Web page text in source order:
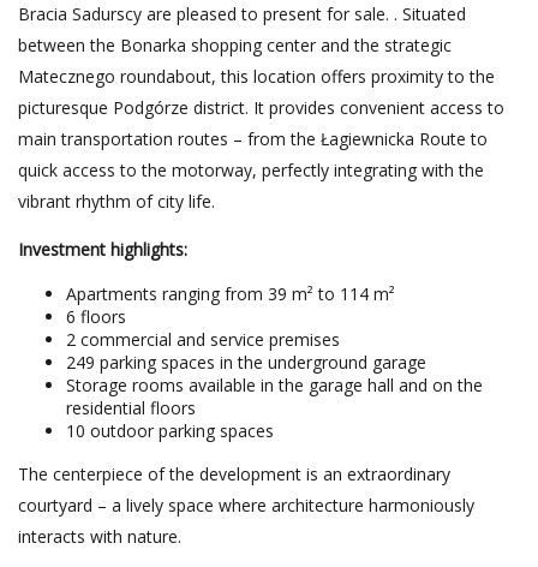
Bracia Sadurscy are pleased to present for sale. . Situated
between the Bonarka shopping center and the strategic
Matecznego roundabout, this location offers proximity to the
picturesque Podgórze district. It provides convenient access to
main transportation routes – from the Łagiewnicka Route to
quick access to the motorway, perfectly integrating with the
vibrant rhythm of city life.
Investment highlights:
Apartments ranging from 39 m² to 114 m²
6 floors
2 commercial and service premises
249 parking spaces in the underground garage
Storage rooms available in the garage hall and on the
residential floors
10 outdoor parking spaces
The centerpiece of the development is an extraordinary
courtyard – a lively space where architecture harmoniously
interacts with nature.